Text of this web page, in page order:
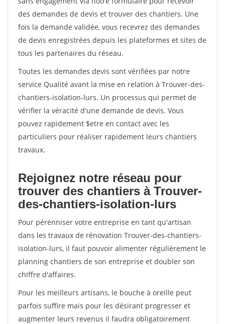
des demandes de devis et trouver des chantiers. Une
fois la demande validée, vous recevrez des demandes
de devis enregistrées depuis les plateformes et sites de
tous les partenaires du réseau.
Toutes les demandes devis sont vérifiées par notre
service Qualité avant la mise en relation à Trouver-des-
chantiers-isolation-lurs. Un processus qui permet de
vérifier la véracité d'une demande de devis. Vous
pouvez rapidement $etre en contact avec les
particuliers pour réaliser rapidement leurs chantiers
travaux.
Rejoignez notre réseau pour
trouver des chantiers à Trouver-
des-chantiers-isolation-lurs
Pour pérénniser votre entreprise en tant qu'artisan
dans les travaux de rénovation Trouver-des-chantiers-
isolation-lurs, il faut pouvoir alimenter régulièrement le
planning chantiers de son entreprise et doubler son
chiffre d'affaires.
Pour les meilleurs artisans, le bouche à oreille peut
parfois suffire mais pour les désirant progresser et
augmenter leurs revenus il faudra obligatoirement